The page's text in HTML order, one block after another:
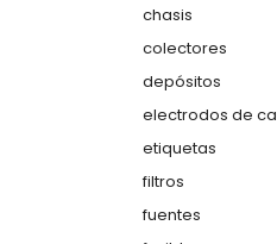
chasis
colectores
depósitos
electrodos de
etiquetas
filtros
fuentes